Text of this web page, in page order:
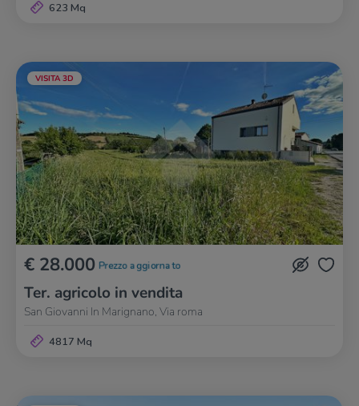
623 Mq
VISITA 3D
€ 28.000 Prezzo aggiornato
Ter. agricolo in vendita
San Giovanni In Marignano, Via roma
4817 Mq